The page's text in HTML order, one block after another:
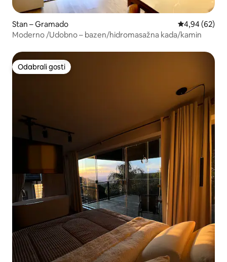
Stan – Gramado Prosječna
4,94 (62)
Moderno /Udobno – bazen/hidromasažna kada/kamin
Odabrali gosti
Odabrali gosti